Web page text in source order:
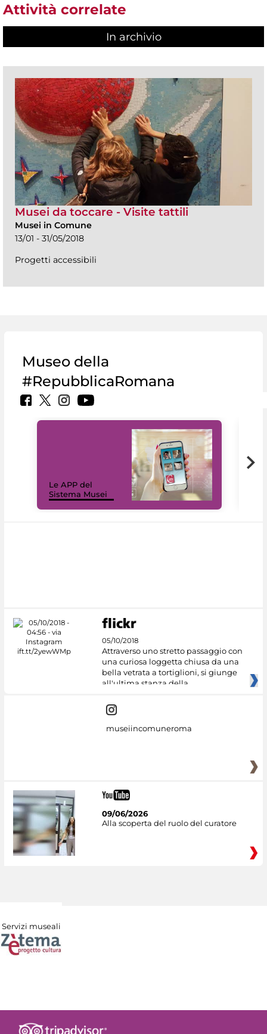
Attività correlate
In archivio
Musei da toccare - Visite tattili
Musei in Comune
13/01 - 31/05/2018
Progetti accessibili
Museo della
#RepubblicaRomana
Le APP del
Sistema Musei
05/10/2018
Attraverso uno stretto passaggio con
una curiosa loggetta chiusa da una
bella vetrata a tortiglioni, si giunge
all'ultima stanza della
museiincomuneroma
09/06/2026
Alla scoperta del ruolo del curatore
Servizi museali